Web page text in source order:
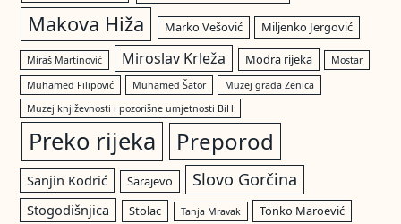
Makova Hiža Marko Vešović Miljenko Jergović
Miraš Martinović Miroslav Krleža Modra rijeka
Mostar
Muhamed Filipović
Muhamed Šator
Muzej grada Zenica
Muzej književnosti i pozorišne umjetnosti BiH
Preko rijeka Preporod
Sanjin Kodrić Sarajevo Slovo Gorčina
Stogodišnjica Stolac Tanja Mravak Tonko Maroević